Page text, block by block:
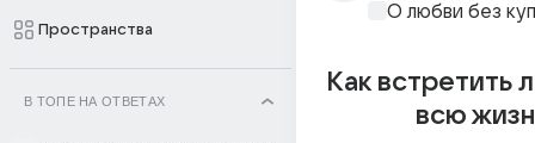
Пространства
В ТОПЕ НА ОТВЕТАХ
О любви без
Как встретить
всю